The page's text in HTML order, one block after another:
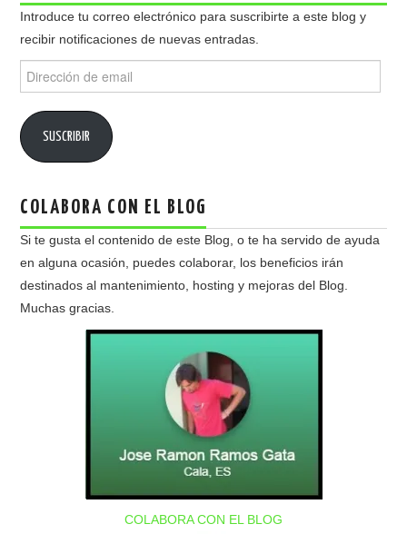
Introduce tu correo electrónico para suscribirte a este blog y
recibir notificaciones de nuevas entradas.
de
SUSCRIBIR
COLABORA CON EL BLOG
Si te gusta el contenido de este Blog, o te ha servido de ayuda
en alguna ocasión, puedes colaborar, los beneficios irán
destinados al mantenimiento, hosting y mejoras del Blog.
Muchas gracias.
COLABORA CON EL BLOG